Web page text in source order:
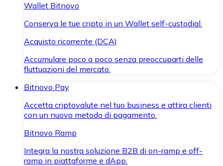
Wallet Bitnovo
Conserva le tue cripto in un Wallet self-custodial.
Acquisto ricorrente (DCA)
Accumulare poco a poco senza preoccuparti delle
fluttuazioni del mercato.
Bitnovo Pay
Accetta criptovalute nel tuo business e attira clienti
con un nuovo metodo di pagamento.
Bitnovo Ramp
Integra la nostra soluzione B2B di on-ramp e off-
ramp in piattaforme e dApp.